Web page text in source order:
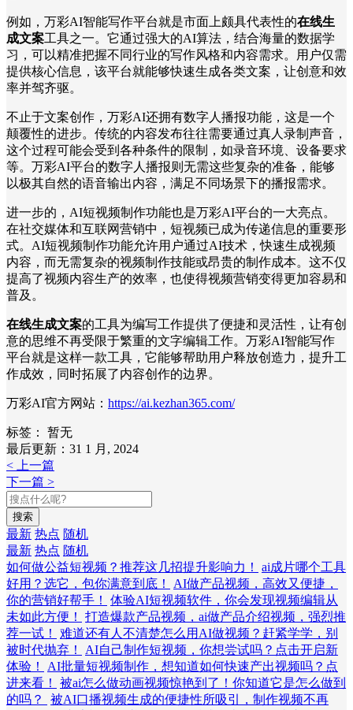
例如，万彩AI智能写作平台就是市面上颇具代表性的在线生
成文案工具之一。它通过强大的AI算法，结合海量的数据学
习，可以精准把握不同行业的写作风格和内容需求。用户仅需
提供核心信息，该平台就能够快速生成各类文案，让创意和效
率并驾齐驱。
不止于文案创作，万彩AI还拥有数字人播报功能，这是一个
颠覆性的进步。传统的内容发布往往需要通过真人录制声音，
这个过程可能会受到各种条件的限制，如录音环境、设备要求
等。万彩AI平台的数字人播报则无需这些复杂的准备，能够
以极其自然的语音输出内容，满足不同场景下的播报需求。
进一步的，AI短视频制作功能也是万彩AI平台的一大亮点。
在社交媒体和互联网营销中，短视频已成为传递信息的重要形
式。AI短视频制作功能允许用户通过AI技术，快速生成视频
内容，而无需复杂的视频制作技能或昂贵的制作成本。这不仅
提高了视频内容生产的效率，也使得视频营销变得更加容易和
普及。
在线生成文案的工具为编写工作提供了便捷和灵活性，让有创
意的思维不再受限于繁重的文字编辑工作。万彩AI智能写作
平台就是这样一款工具，它能够帮助用户释放创造力，提升工
作成效，同时拓展了内容创作的边界。
万彩AI官方网站： https://ai.kezhan365.com/
标签：
暂无
最后更新：31 1 月, 2024
< 上一篇
下一篇 >
搜索
最新 热点 随机
最新 热点 随机
如何做公益短视频？推荐这几招提升影响力！
ai成片哪个工具
好用？选它，包你满意到底！
AI做产品视频，高效又便捷，
你的营销好帮手！
体验AI短视频软件，你会发现视频编辑从
未如此方便！
打造爆款产品视频，ai做产品介绍视频，强烈推
荐一试！
难道还有人不清楚怎么用AI做视频？赶紧学学，别
被时代抛弃！
AI自己制作短视频，你想尝试吗？点击开启新
体验！
AI批量短视频制作，想知道如何快速产出视频吗？点
进来看！
被ai怎么做动画视频惊艳到了！你知道它是怎么做到
的吗？
被AI口播视频生成的便捷性所吸引，制作视频不再